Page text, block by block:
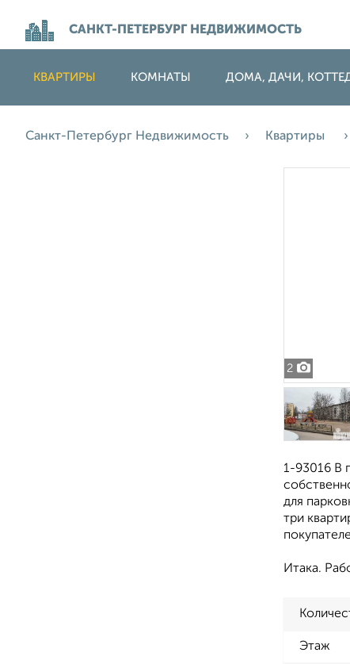
САНКТ-ПЕТЕРБУРГ НЕДВИЖИМОСТЬ
КВАРТИРЫ КОМНАТЫ ДОМА, ДАЧИ,
Санкт-Петербург Недвижимость Квартиры
2
1-93016 В
для
три
Итака.
Этаж